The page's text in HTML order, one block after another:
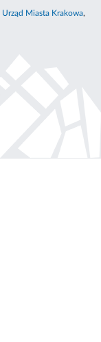
Urząd Miasta Krakowa,